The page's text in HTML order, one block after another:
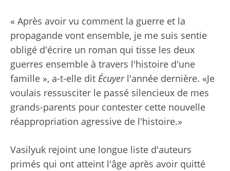
« Après avoir vu comment la guerre et la
propagande vont ensemble, je me suis sentie
obligé d'écrire un roman qui tisse les deux
guerres ensemble à travers l'histoire d'une
famille », a-t-elle dit Écuyerl'année dernière. «Je
voulais ressusciter le passé silencieux de mes
grands-parents pour contester cette nouvelle
réappropriation agressive de l'histoire.»
Vasilyuk rejoint une longue liste d'auteurs
primés qui ont atteint l'âge après avoir quitté